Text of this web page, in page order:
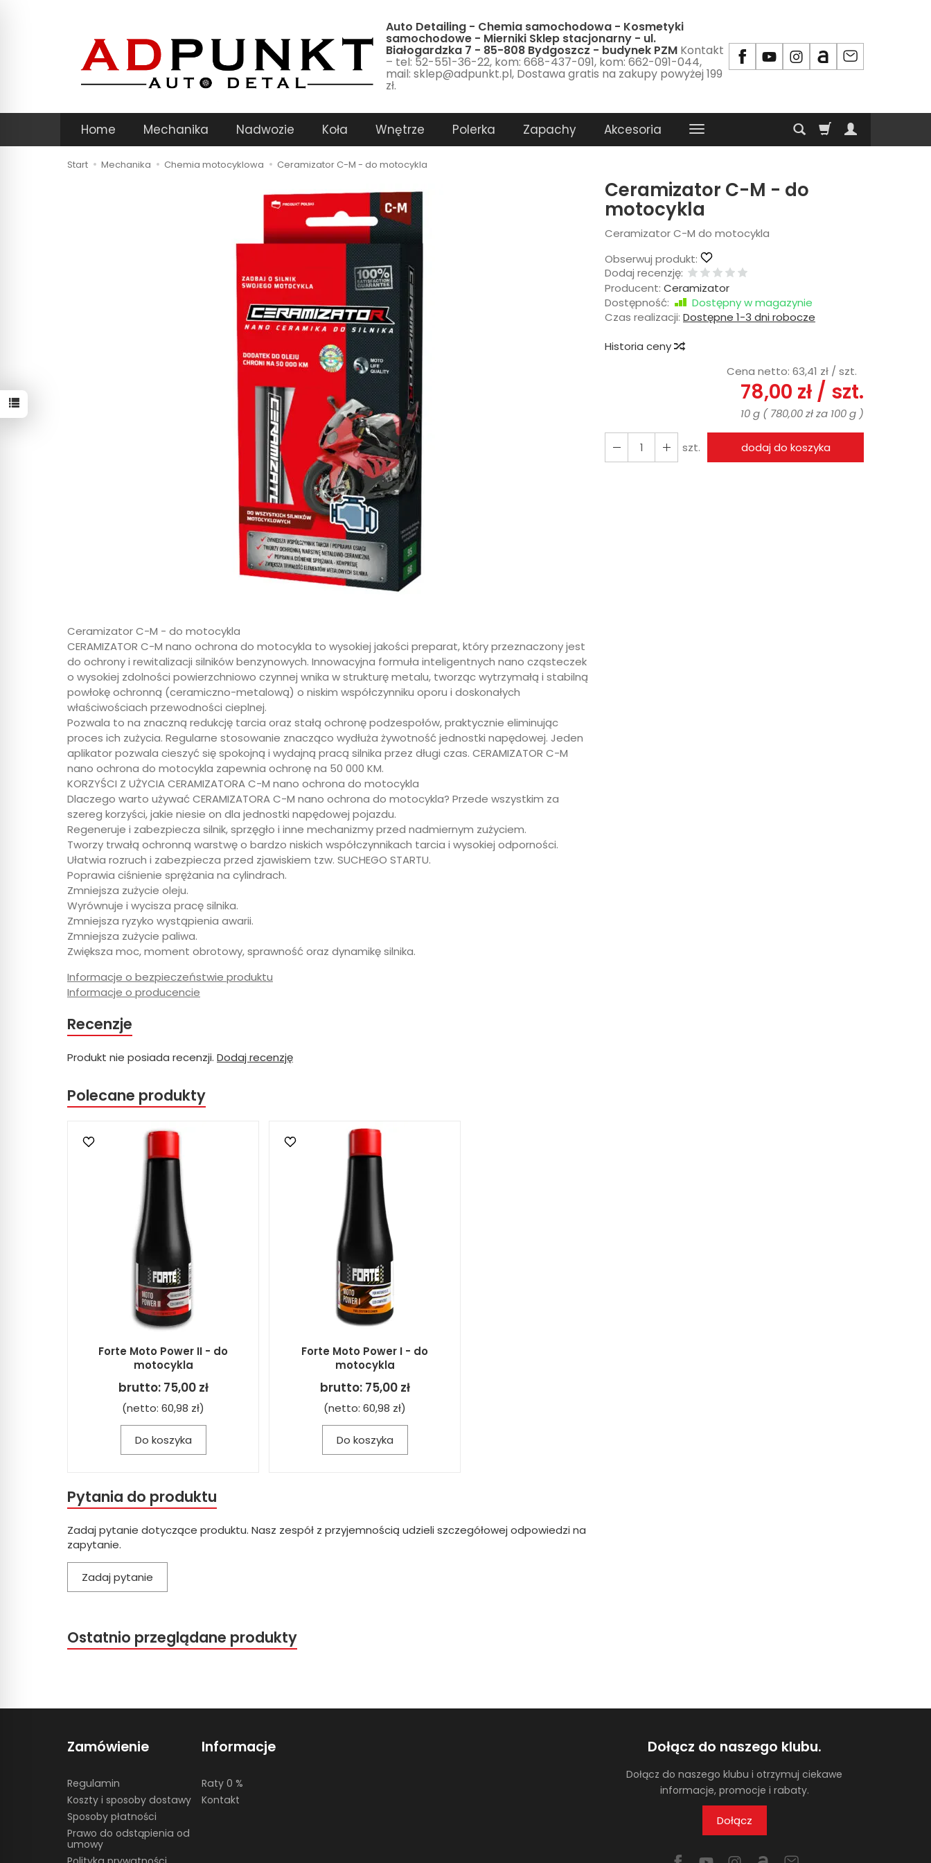
Auto Detailing - Chemia samochodowa - Kosmetyki
samochodowe - Mierniki Sklep stacjonarny - ul.
Białogardzka 7 - 85-808 Bydgoszcz - budynek PZM Kontakt
– tel: 52-551-36-22, kom: 668-437-091, kom: 662-091-044,
mail: sklep@adpunkt.pl, Dostawa gratis na zakupy powyżej 199
zł.
Home Mechanika Nadwozie Koła Wnętrze Polerka Zapachy Akcesoria
Start Mechanika Chemia motocyklowa Ceramizator C-M - do motocykla
Ceramizator C-M - do
motocykla
Ceramizator C-M do motocykla
Obserwuj produkt:
Dodaj recenzję:
Producent: Ceramizator
Dostępność:
Dostępny w magazynie
Czas realizacji: Dostępne 1-3 dni robocze
Historia ceny
Cena netto: 63,41 zł / szt.
78,00 zł / szt.
10 g (780,00 złza 100 g )
szt. dodaj do koszyka
Ceramizator C-M - do motocykla
CERAMIZATOR C-M nano ochrona do motocykla to wysokiej jakości preparat, który przeznaczony jest
do ochrony i rewitalizacji silników benzynowych. Innowacyjna formuła inteligentnych nano cząsteczek
o wysokiej zdolności powierzchniowo czynnej wnika w strukturę metalu, tworząc wytrzymałą i stabilną
powłokę ochronną (ceramiczno-metalową) o niskim współczynniku oporu i doskonałych
właściwościach przewodności cieplnej.
Pozwala to na znaczną redukcję tarcia oraz stałą ochronę podzespołów, praktycznie eliminując
proces ich zużycia. Regularne stosowanie znacząco wydłuża żywotność jednostki napędowej. Jeden
aplikator pozwala cieszyć się spokojną i wydajną pracą silnika przez długi czas. CERAMIZATOR C-M
nano ochrona do motocykla zapewnia ochronę na 50 000 KM.
KORZYŚCI Z UŻYCIA CERAMIZATORA C-M nano ochrona do motocykla
Dlaczego warto używać CERAMIZATORA C-M nano ochrona do motocykla? Przede wszystkim za
szereg korzyści, jakie niesie on dla jednostki napędowej pojazdu.
Regeneruje i zabezpiecza silnik, sprzęgło i inne mechanizmy przed nadmiernym zużyciem.
Tworzy trwałą ochronną warstwę o bardzo niskich współczynnikach tarcia i wysokiej odporności.
Ułatwia rozruch i zabezpiecza przed zjawiskiem tzw. SUCHEGO STARTU.
Poprawia ciśnienie sprężania na cylindrach.
Zmniejsza zużycie oleju.
Wyrównuje i wycisza pracę silnika.
Zmniejsza ryzyko wystąpienia awarii.
Zmniejsza zużycie paliwa.
Zwiększa moc, moment obrotowy, sprawność oraz dynamikę silnika.
Informacje o bezpieczeństwie produktu
Informacje o producencie
Recenzje
Produkt nie posiada recenzji. Dodaj recenzję
Polecane produkty
Forte Moto Power II - do
motocykla
brutto: 75,00 zł
(netto: 60,98 zł)
Do koszyka
Forte Moto Power I - do
motocykla
brutto: 75,00 zł
(netto: 60,98 zł)
Do koszyka
Pytania do produktu
Zadaj pytanie dotyczące produktu. Nasz zespół z przyjemnością udzieli szczegółowej odpowiedzi na
zapytanie.
Zadaj pytanie
Ostatnio przeglądane produkty
Zamówienie
Regulamin
Koszty i sposoby dostawy
Sposoby płatności
Prawo do odstąpienia od
umowy
Informacje
Raty 0 %
Kontakt
Dołącz do naszego klubu.
Dołącz do naszego klubu i otrzymuj ciekawe
informacje, promocje i rabaty.
Dołącz